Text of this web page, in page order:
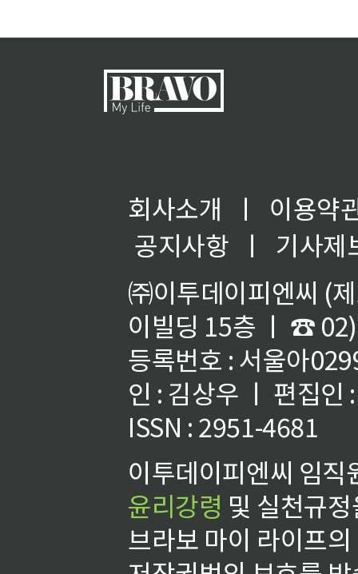
회사소개 ㅣ
이용약
공지사항
ㅣ
기사제
㈜이투데이피엔씨 (
이빌딩 15층 ㅣ ☎
등록번호 : 서울아
인 : 김상우 ㅣ 편집인
ISSN : 2951-4681
이투데이피엔씨 임
윤리강령 및 실천규
브라보 마이 라이프